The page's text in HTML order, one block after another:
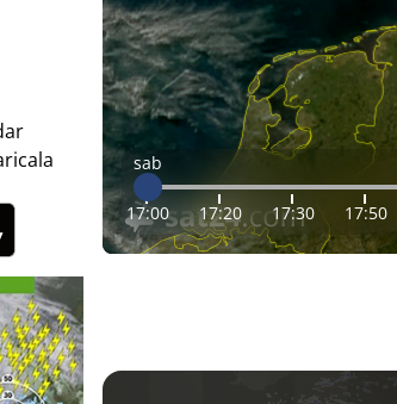
sab
17:00 17:20 17:30 17:50